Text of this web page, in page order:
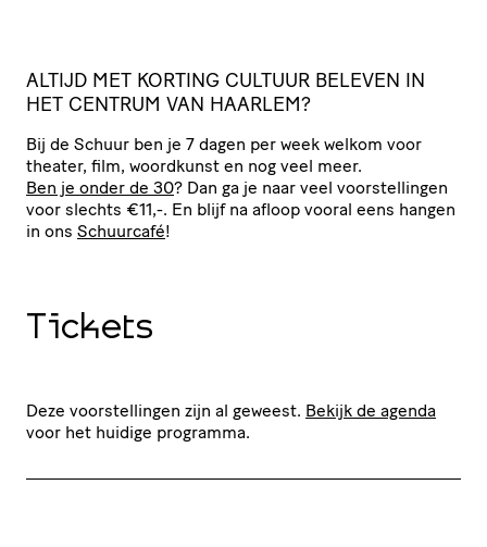
ALTIJD MET KORTING CULTUUR BELEVEN IN
HET CENTRUM VAN HAARLEM?
Bij de Schuur ben je 7 dagen per week welkom voor
theater, film, woordkunst en nog veel meer.
Ben je onder de 30? Dan ga je naar veel voor­stel­lingen
voor slechts €11,-. En blijf na afloop vooral eens hangen
in ons Schuurcafé!
Tickets
Deze voorstellingen zijn al geweest. Bekijk de agenda
voor het huidige programma.